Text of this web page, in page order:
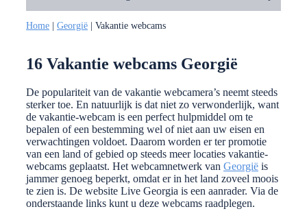
Home | Georgië | Vakantie webcams
16 Vakantie webcams Georgië
De populariteit van de vakantie webcamera’s neemt steeds
sterker toe. En natuurlijk is dat niet zo verwonderlijk, want
de vakantie-webcam is een perfect hulpmiddel om te
bepalen of een bestemming wel of niet aan uw eisen en
verwachtingen voldoet. Daarom worden er ter promotie
van een land of gebied op steeds meer locaties vakantie-
webcams geplaatst. Het webcamnetwerk van Georgië is
jammer genoeg beperkt, omdat er in het land zoveel moois
te zien is. De website Live Georgia is een aanrader. Via de
onderstaande links kunt u deze webcams raadplegen.